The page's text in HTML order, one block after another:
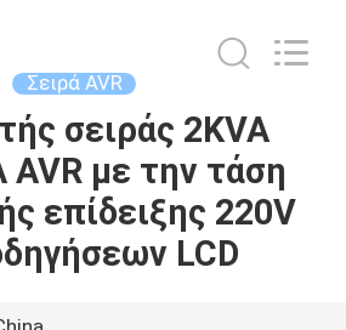
Σειρά AVR
σειράς 2KVA
AVR με την τάση
επίδειξης 220V
LCD